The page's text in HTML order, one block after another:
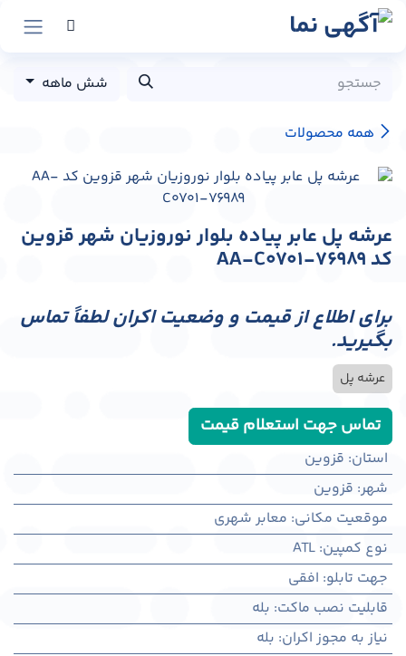
پرش به محتوا
همه محصولات
شش ماهه
عرشه پل عابر پیاده بلوار نوروزیان شهر قزوین
کد AA-C0701-76989
برای اطلاع از قیمت و وضعیت اکران لطفاً تماس
بگیرید.
عرشه پل
تماس جهت استعلام قیمت
استان: قزوین
شهر: قزوين
موقعیت مکانی: معابر شهری
نوع کمپین:
ATL
جهت تابلو: افقی
قابلیت نصب ماکت: بله
نیاز به مجوز اکران: بله